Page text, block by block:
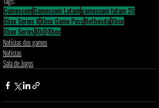
GamescomGamescom Latamgamescom latam 25
Xbox Series XXbox Game PassBethesdaXbox
Xbox SeriesID@Xbox
Notícias dos games
Notícias
Sala de Jogos